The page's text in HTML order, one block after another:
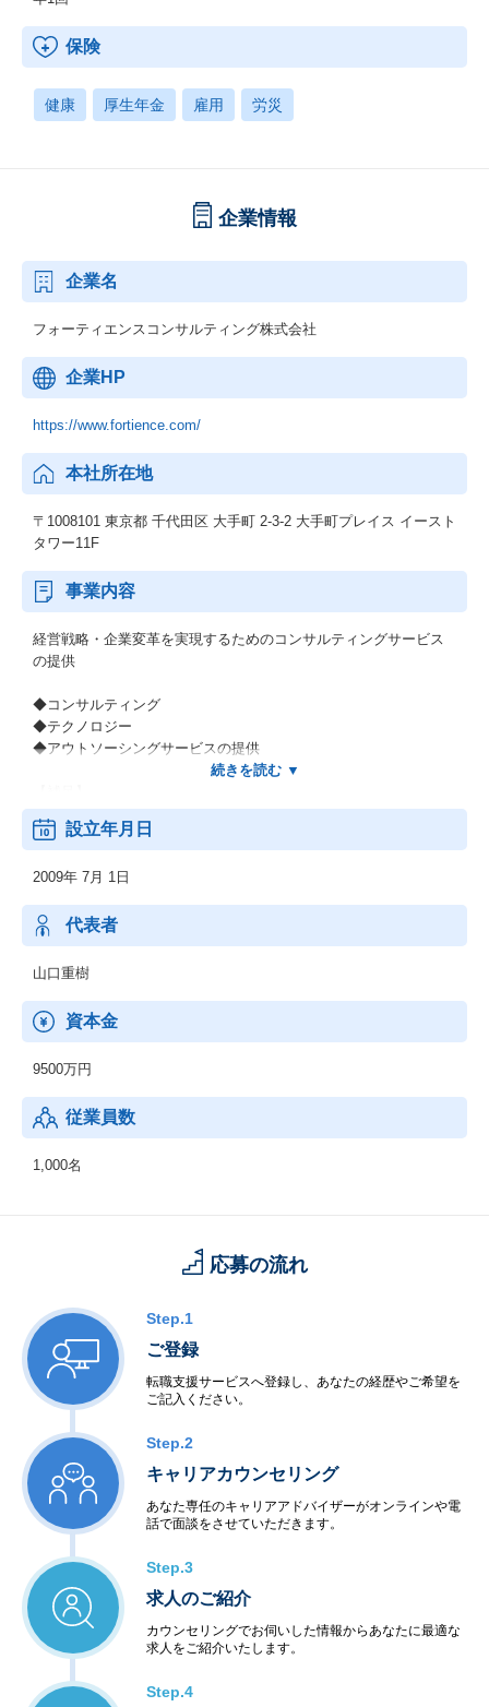
保険
健康 厚生年金 雇用 労災
企業情報
企業名
フォーティエンスコンサルティング株式会社
企業HP
https://www.fortience.com/
本社所在地
〒1008101 東京都 千代田区 大手町 2-3-2 大手町プレイス イースト
タワー11F
事業内容
経営戦略・企業変革を実現するためのコンサルティングサービス
の提供
◆コンサルティング
◆テクノロジー
◆アウトソーシングサービスの提供
＊長期にわたってこの国のインフラと数々の日本企業を支えてき
た当社グループの歴史。そして世界有数のグローバルファームで
＊コンサルタントの90％がキャリア人材、事業会社出身者が51％
ということも大きな特徴です。
＊事実、既存顧客における取引の継続率は85％以上。他社様への
ご推奨意向があるとお答えくださるお客様は80％と評価をいただ
いています。
設立年月日
2009年 7月 1日
代表者
山口重樹
資本金
9500万円
従業員数
1,000名
応募の流れ
Step.1
ご登録
転職支援サービスへ登録し、あなたの経歴やご希望を
ご記入ください。
Step.2
キャリアカウンセリング
あなた専任のキャリアアドバイザーがオンラインや電
話で面談をさせていただきます。
Step.3
求人のご紹介
カウンセリングでお伺いした情報からあなたに最適な
求人をご紹介いたします。
Step.4